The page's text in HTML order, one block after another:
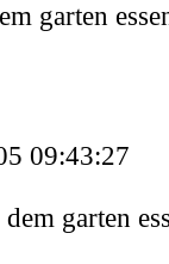
garten
09:43:27
garten